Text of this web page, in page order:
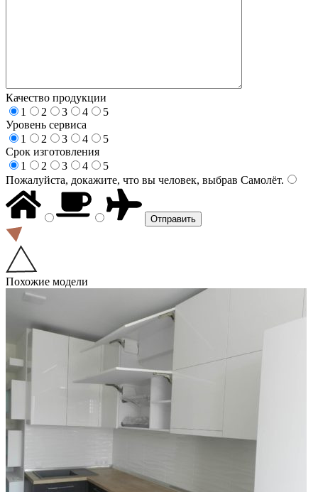
Качество продукции
1
2 3 4
5
Уровень сервиса
1
2 3 4
5
Срок изготовления
1
2 3 4
5
Пожалуйста, докажите, что вы человек, выбрав Самолёт.
Похожие модели